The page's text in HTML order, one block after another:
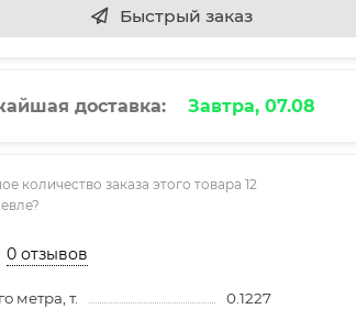
Быстрый заказ
доставка: Завтра, 07.08
количество заказа этого товара 12
0 отзывов
метра, т.
0.1227